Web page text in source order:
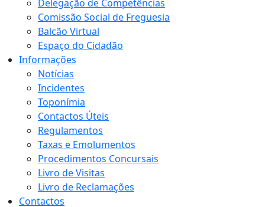
Delegação de Competências
Comissão Social de Freguesia
Balcão Virtual
Espaço do Cidadão
Informações
Notícias
Incidentes
Toponímia
Contactos Úteis
Regulamentos
Taxas e Emolumentos
Procedimentos Concursais
Livro de Visitas
Livro de Reclamações
Contactos